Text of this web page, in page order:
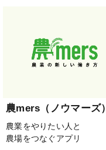
農mers（ノウマーズ）
農業をやりたい人と
農場をつなぐアプリ